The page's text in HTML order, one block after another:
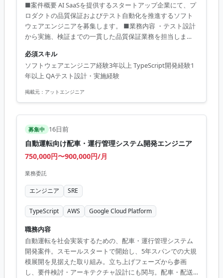
■案件概要 AI SaaSを提供するスタートアップ企業にて、プ
ロダクトの品質保証およびテスト自動化を推進するソフト
ウェアエンジニアを募集します。 ■業務内容 ・テスト設計
から実施、検証までの一貫した品質保証業務を担当しま
・営業部等の他部署と連携し、要件定義から開発まで携わ
ります。 ・AI技術を活用した業務効率化を推進します。 ■
開発環境 Python, TypeScript, GCP, AWS, Azure, Docker,
Kubernetes, Terraform, GitHub Actions
必須スキル
ソフトウェアエンジニア経験3年以上 TypeScript開発経験1
年以上 QAテスト設計・実施経験
掲載元： アットエンジニア
募集中 16日前
自動運転向け配車・運行管理システム開発エンジニア
750,000円〜900,000円/月
業務委託
エンジニア SRE
TypeScript AWS Google Cloud Platform
職務内容
自動運転を社会実装するための、配車・運行管理システム
開発案件。スモールスタートで開始し、5年スパンでの大規
模展開を見据えた取り組み。立ち上げフェーズから参画
し、要件検討・アーキテクチャ設計にも関与。配車・配送/